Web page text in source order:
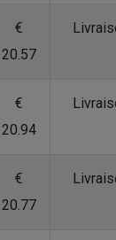
€
20.57
€
20.94
€
20.77